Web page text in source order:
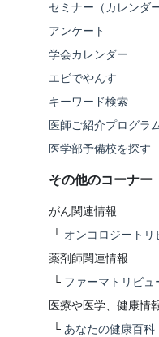
セミナー（カレンダー
アンケート
学会カレンダー
エビでやんす
キーワード検索
医師ご紹介プログラ
医学部予備校を探す
その他のコーナー
がん関連情報
└ オンコロジートリ
薬剤師関連情報
└ ファーマトリビュ
医療や医学、健康情
└ あなたの健康百科